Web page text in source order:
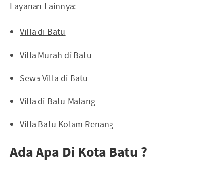
Layanan Lainnya:
Villa di Batu
Villa Murah di Batu
Sewa Villa di Batu
Villa di Batu Malang
Villa Batu Kolam Renang
Ada Apa Di Kota Batu ?